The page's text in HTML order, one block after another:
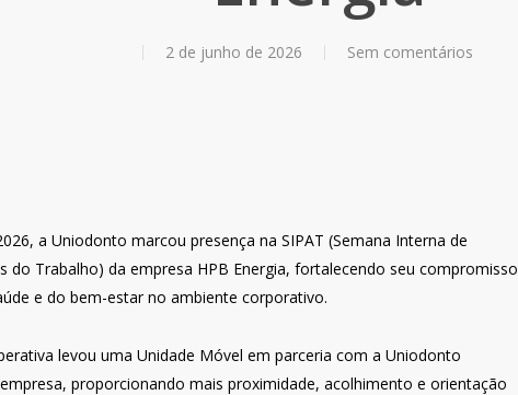
2 de junho de 2026 Sem comentários
a Uniodonto marcou presença na SIPAT (Semana Interna de
do Trabalho) da empresa HPB Energia, fortalecendo seu compromisso
e do bem-estar no ambiente corporativo.
levou uma Unidade Móvel em parceria com a Uniodonto
proporcionando mais proximidade, acolhimento e orientação